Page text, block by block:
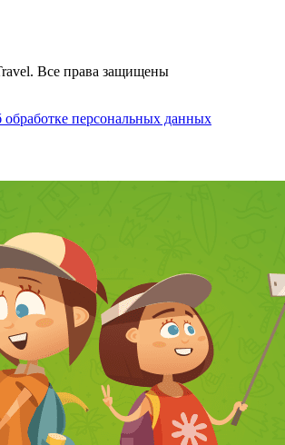
Все права защищены
персональных данных